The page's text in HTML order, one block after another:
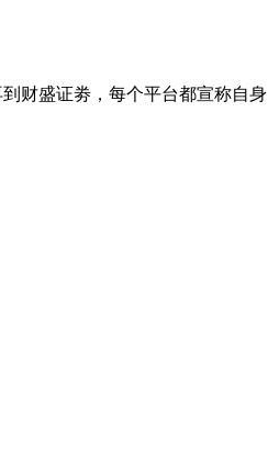
财盛证劵，每个平台都宣称自身